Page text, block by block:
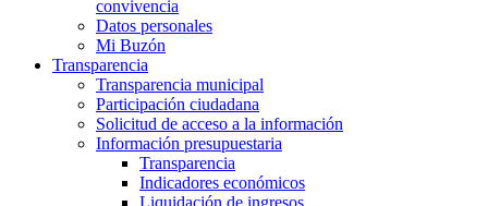
convivencia
Datos personales
Mi Buzón
Transparencia
Transparencia municipal
Participación ciudadana
Solicitud de acceso a la información
Información presupuestaria
Transparencia
Indicadores económicos
Liquidación de ingresos